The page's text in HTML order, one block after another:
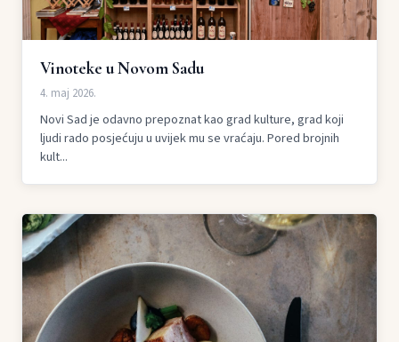
Vinoteke u Novom Sadu
4. maj 2026.
Novi Sad je odavno prepoznat kao grad kulture, grad koji
ljudi rado posjećuju u uvijek mu se vraćaju. Pored brojnih
kult...